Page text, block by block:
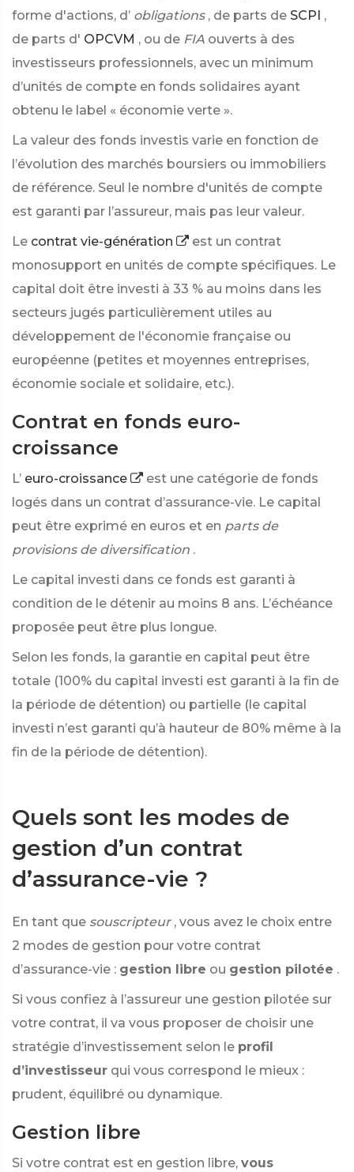
forme d'actions, d’ obligations , de parts de SCPI ,
de parts d' OPCVM , ou de FIA ouverts à des
investisseurs professionnels, avec un minimum
d’unités de compte en fonds solidaires ayant
obtenu le label « économie verte ».
La valeur des fonds investis varie en fonction de
l’évolution des marchés boursiers ou immobiliers
de référence. Seul le nombre d'unités de compte
est garanti par l’assureur, mais pas leur valeur.
Le contrat vie-génération
est un contrat
monosupport en unités de compte spécifiques. Le
capital doit être investi à 33 % au moins dans les
secteurs jugés particulièrement utiles au
développement de l'économie française ou
européenne (petites et moyennes entreprises,
économie sociale et solidaire, etc.).
Contrat en fonds euro-
croissance
L’ euro-croissance
est une catégorie de fonds
logés dans un contrat d’assurance-vie. Le capital
peut être exprimé en euros et en parts de
provisions de diversification .
Le capital investi dans ce fonds est garanti à
condition de le détenir au moins 8 ans. L’échéance
proposée peut être plus longue.
Selon les fonds, la garantie en capital peut être
totale (100% du capital investi est garanti à la fin de
la période de détention) ou partielle (le capital
investi n’est garanti qu’à hauteur de 80% même à la
fin de la période de détention).
Quels sont les modes de
gestion d’un contrat
d’assurance-vie ?
En tant que souscripteur , vous avez le choix entre
2 modes de gestion pour votre contrat
d’assurance-vie : gestion libre ou gestion pilotée .
Si vous confiez à l’assureur une gestion pilotée sur
votre contrat, il va vous proposer de choisir une
stratégie d’investissement selon le profil
d’investisseur qui vous correspond le mieux :
prudent, équilibré ou dynamique.
Gestion libre
Si votre contrat est en gestion libre, vous